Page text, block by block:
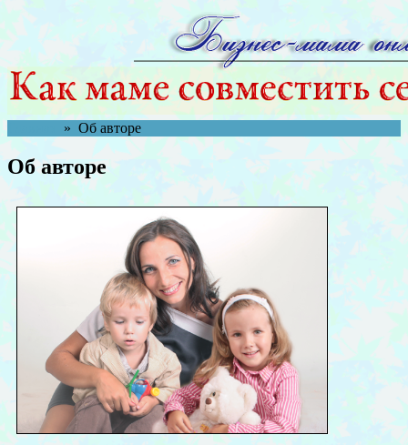
» Об авторе
Об авторе